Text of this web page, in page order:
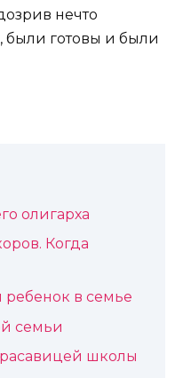
нечто
были готовы и были
олигарха
Когда
в семье
семьи
школы